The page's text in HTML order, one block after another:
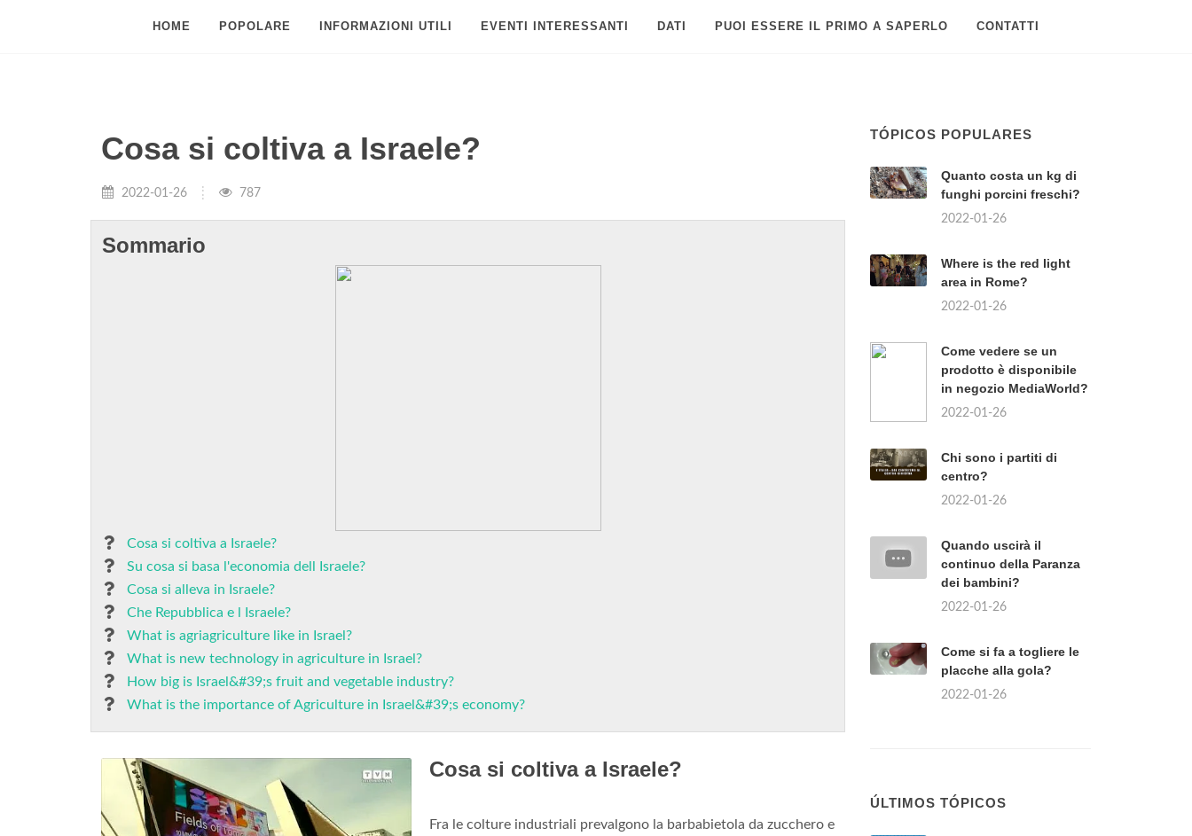
HOME POPOLARE INFORMAZIONI UTILI EVENTI INTERESSANTI DATI PUOI ESSERE IL PRIMO A SAPERLO CONTATTI
Cosa si coltiva a Israele?
2022-01-26 787
Sommario
Cosa si coltiva a Israele?
Su cosa si basa l'economia dell Israele?
Cosa si alleva in Israele?
Che Repubblica e l Israele?
What is agriagriculture like in Israel?
What is new technology in agriculture in Israel?
How big is Israel&#39;s fruit and vegetable industry?
What is the importance of Agriculture in Israel&#39;s economy?
Cosa si coltiva a Israele?
Fra le colture industriali prevalgono la barbabietola da zucchero e
TÓPICOS POPULARES
Quanto costa un kg di
funghi porcini freschi?
2022-01-26
Where is the red light
area in Rome?
2022-01-26
Come vedere se un
prodotto è disponibile
in negozio MediaWorld?
2022-01-26
Chi sono i partiti di
centro?
2022-01-26
Quando uscirà il
continuo della Paranza
dei bambini?
2022-01-26
Come si fa a togliere le
placche alla gola?
2022-01-26
ÚLTIMOS TÓPICOS